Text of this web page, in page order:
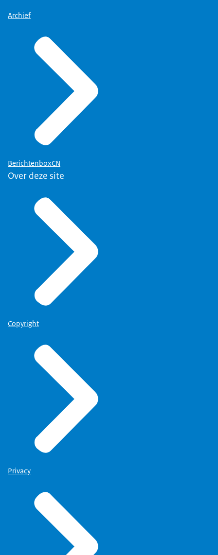
Archief
BerichtenboxCN
Over deze site
Copyright
Privacy